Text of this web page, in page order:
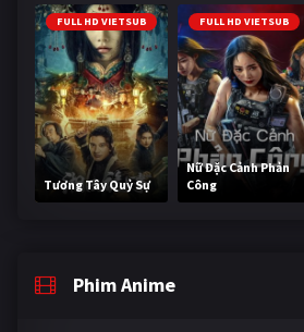
FULL HD VIETSUB
Tương Tây Quỷ Sự
FULL HD VIETSUB
Nữ Đặc Cảnh Phản
Công
Phim Anime